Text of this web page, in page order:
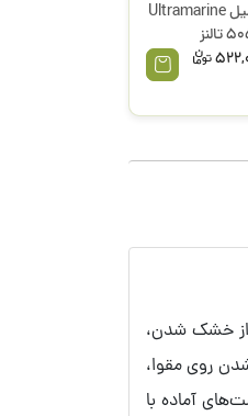
گواش 16 میل Ultramarine
از خشک شدن،
روی مقوا،
آماده با